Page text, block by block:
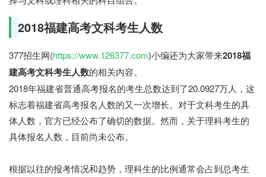
2018福建高考文科考生人数
377招生网(https://www.126377.com)小编还为大家带来2018福
建高考文科考生人数的相关内容。
2018年福建省普通高考报名的考生总数达到了20.0927万人，这
标志着福建省高考报名人数的又一次增长。对于文科考生的具
体人数，官方已经公布了确切的数据。然而，关于理科考生的
具体报名人数，目前尚未公布。
根据以往的报考情况和趋势，理科生的比例通常会占到总考生